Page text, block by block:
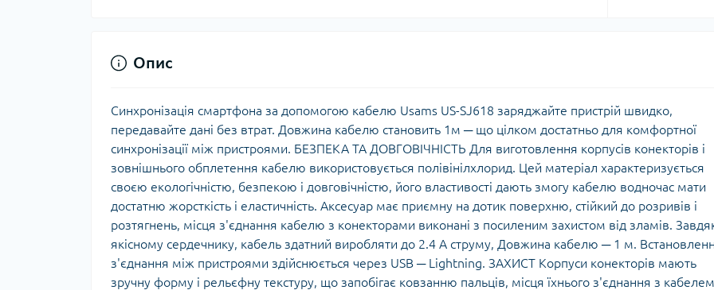
Опис
Синхронізація смартфона за допомогою кабелю Usams US-SJ618 заряджайте пристрій швидко,
передавайте дані без втрат. Довжина кабелю становить 1м ─ що цілком достатньо для комфортної
синхронізації між пристроями. БЕЗПЕКА ТА ДОВГОВІЧНІСТЬ Для виготовлення корпусів конекторів і
зовнішнього обплетення кабелю використовується полівінілхлорид. Цей матеріал характеризується
своєю екологічністю, безпекою і довговічністю, його властивості дають змогу кабелю водночас мати
достатню жорсткість і еластичність. Аксесуар має приємну на дотик поверхню, стійкий до розривів і
розтягнень, місця з'єднання кабелю з конекторами виконані з посиленим захистом від зламів.
якісному сердечнику, кабель здатний виробляти до 2.4 А струму, Довжина кабелю ─ 1 м.
з'єднання між пристроями здійснюється через USB ─ Lightning. ЗАХИСТ Корпуси конекторів мають
зручну форму і рельєфну текстуру, що запобігає ковзанню пальців, місця їхнього з'єднання з кабелем